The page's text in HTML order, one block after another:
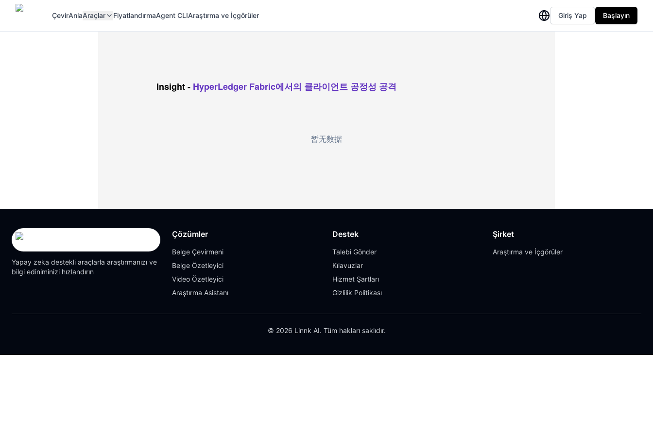
ÇevirAnlaAraçlar FiyatlandırmaAgent CLIAraştırma ve İçgörüler Giriş Yap Başlayın
Insight- HyperLedger Fabric에서의 클라이언트 공정성 공격
暂无数据
Yapay zeka destekli araçlarla araştırmanızı ve
bilgi ediniminizi hızlandırın
Çözümler
Belge Çevirmeni
Belge Özetleyici
Video Özetleyici
Araştırma Asistanı
Destek
Talebi Gönder
Kılavuzlar
Hizmet Şartları
Gizlilik Politikası
Şirket
Araştırma ve İçgörüler
© 2026 Linnk AI. Tüm hakları saklıdır.